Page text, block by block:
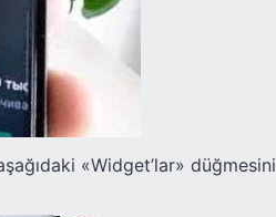
«Widget’lar» düğmesini